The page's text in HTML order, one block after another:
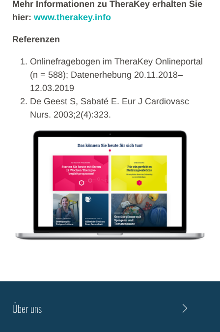
Mehr Informationen zu TheraKey erhalten Sie
hier: www.therakey.info
Referenzen
Onlinefragebogen im TheraKey Onlineportal
(n = 588); Datenerhebung 20.11.2018–
12.03.2019
De Geest S, Sabaté E. Eur J Cardiovasc
Nurs. 2003;2(4):323.
Über uns